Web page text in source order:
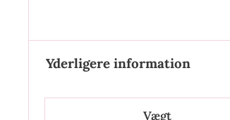
Yderligere information
Vægt